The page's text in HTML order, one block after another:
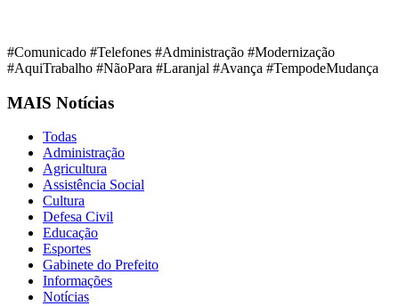
#Comunicado #Telefones #Administração #Modernização
#AquiTrabalho #NãoPara #Laranjal #Avança #TempodeMudança
MAIS Notícias
Todas
Administração
Agricultura
Assistência Social
Cultura
Defesa Civil
Educação
Esportes
Gabinete do Prefeito
Informações
Notícias